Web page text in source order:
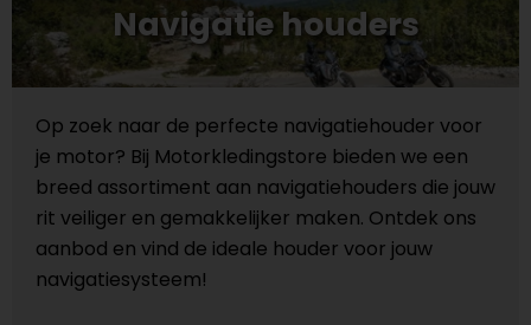
Navigatie houders
Op zoek naar de perfecte navigatiehouder voor
je motor? Bij Motorkledingstore bieden we een
breed assortiment aan navigatiehouders die jouw
rit veiliger en gemakkelijker maken. Ontdek ons
aanbod en vind de ideale houder voor jouw
navigatiesysteem!